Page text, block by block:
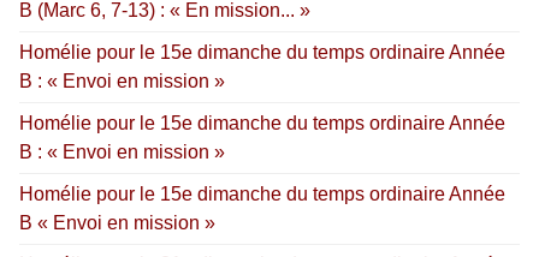
B (Marc 6, 7-13) : « En mission... »
Homélie pour le 15e dimanche du temps ordinaire Année
B : « Envoi en mission »
Homélie pour le 15e dimanche du temps ordinaire Année
B : « Envoi en mission »
Homélie pour le 15e dimanche du temps ordinaire Année
B « Envoi en mission »